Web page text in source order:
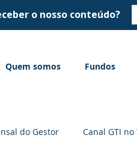
Quem somos Fundos
do Gestor Canal GTI